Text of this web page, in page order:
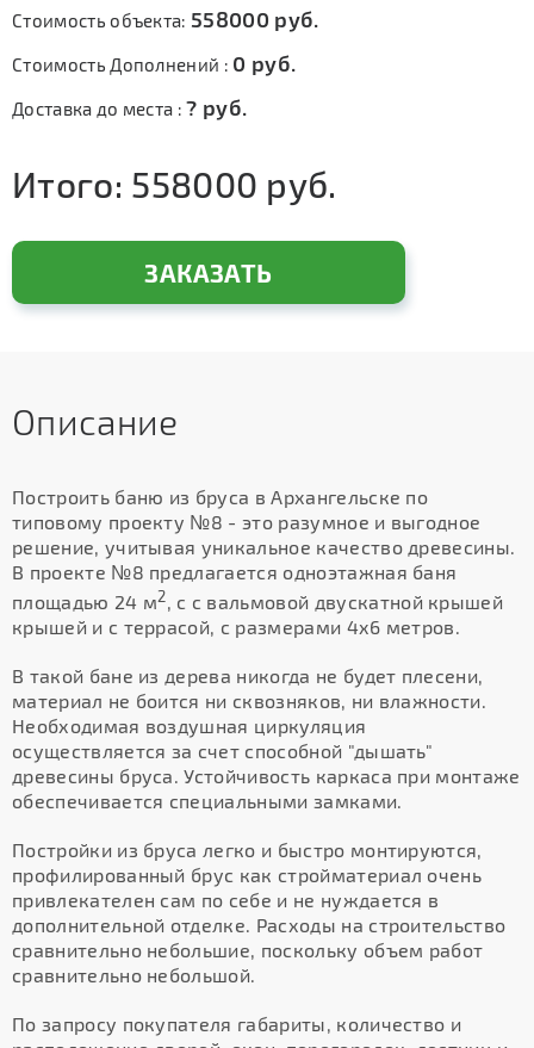
Стоимость объекта: 558000 руб.
Стоимость Дополнений : 0 руб.
Доставка до места :? руб.
Итого: 558000 руб.
ЗАКАЗАТЬ
Описание
Построить баню из бруса в Архангельске по
типовому проекту №8 - это разумное и выгодное
решение, учитывая уникальное качество древесины.
В проекте №8 предлагается одноэтажная баня
площадью 24 м2, с с вальмовой двускатной крышей
крышей и с террасой, с размерами 4х6 метров.
В такой бане из дерева никогда не будет плесени,
материал не боится ни сквозняков, ни влажности.
Необходимая воздушная циркуляция
осуществляется за счет способной "дышать"
древесины бруса. Устойчивость каркаса при монтаже
обеспечивается специальными замками.
Постройки из бруса легко и быстро монтируются,
профилированный брус как стройматериал очень
привлекателен сам по себе и не нуждается в
дополнительной отделке. Расходы на строительство
сравнительно небольшие, поскольку объем работ
сравнительно небольшой.
По запросу покупателя габариты, количество и